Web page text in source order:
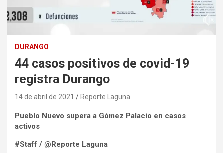
DURANGO
44 casos positivos de covid-19
registra Durango
14 de abril de 2021 Reporte Laguna
Pueblo Nuevo supera a Gómez Palacio en casos
activos
#Staff / @Reporte Laguna